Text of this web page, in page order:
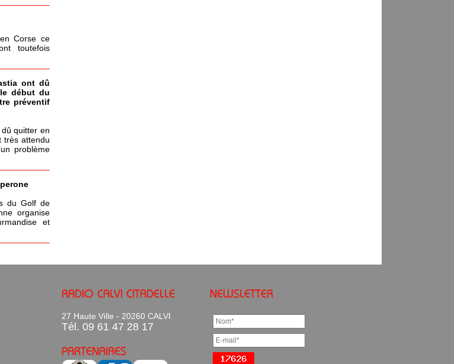
Corse ce
toutefois
ont dû
début du
préventif
quitter en
très attendu
problème
du Golf de
organise
et
RADIO CALVI CITADELLE
27 Haute Ville - 20260 CALVI
Tél. 09 61 47 28 17
PARTENAIRES
NEWSLETTER